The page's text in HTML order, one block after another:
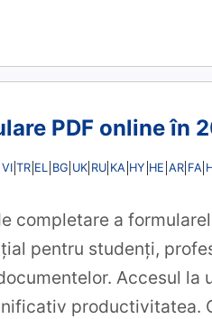
PDF online în
VI TR EL BG UK RU KA HY HE AR FA
completare a
pentru studenți,
Accesul la
productivitatea.